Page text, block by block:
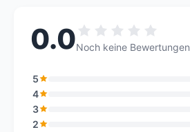
0.0Noch keine Bewertungen
5
4
3
2